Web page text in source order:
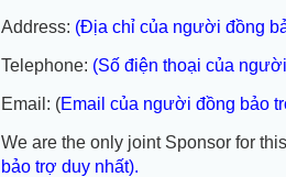
Address: (Địa chỉ của người đồng
Telephone: (Số điện thoại của
Email: (Email của người đồng bảo
We are the only joint Sponsor for
bảo trợ duy nhất).